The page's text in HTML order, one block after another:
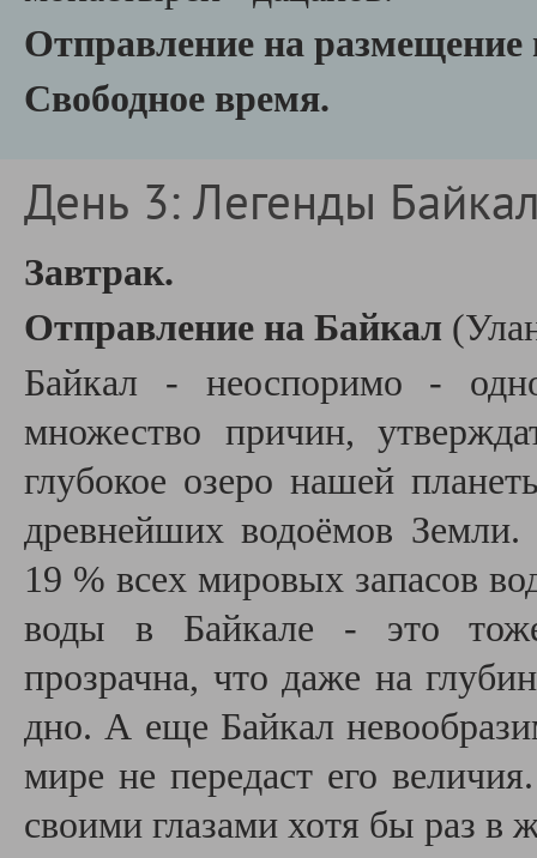
Отправление на размещение
Свободное время.
День 3: Легенды
Завтрак.
Отправление на Байкал
Байкал - неоспоримо -
множество причин,
глубокое озеро нашей
древнейших водоёмов Земли.
19 % всех мировых запасов
воды в Байкале - это тоже
прозрачна, что даже на
дно. А еще Байкал
мире не передаст его
своими глазами хотя бы раз в